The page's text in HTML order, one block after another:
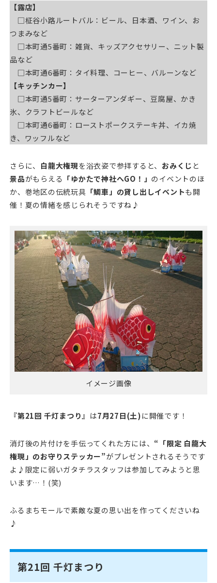
【露店】
□柾谷小路ルートバル：ビール、日本酒、ワイン、お
つまみなど
□本町通5番町：雑貨、キッズアクセサリー、ニット製
品など
□本町通6番町：タイ料理、コーヒー、バルーンなど
【キッチンカー】
□本町通5番町：サーターアンダギー、豆腐屋、かき
氷、クラフトビールなど
□本町通6番町：ローストポークステーキ丼、イカ焼
き、ワッフルなど
さらに、 白龍大権現を浴衣姿で参拝すると、 おみくじ と
景品がもらえる 「ゆかたで神社へGO！」 のイベントのほ
か、巻地区の伝統玩具 「鯛車」の貸し出しイベントも開
催！夏の情緒を感じられそうですね♪
イメージ画像
『第21回 千灯まつり』 は7月27日(土)に開催です！
消灯後の片付けを手伝ってくれた方には、 “「限定 白龍大
権現」のお守りステッカー”がプレゼントされるそうです
よ♪限定に弱いガタチラスタッフは参加してみようと思
います…！(笑)
ふるまちモールで素敵な夏の思い出を作ってくださいね
♪
第21回 千灯まつり